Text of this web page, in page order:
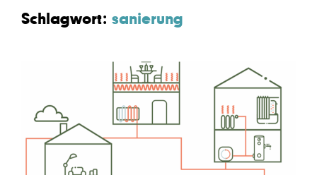
Schlagwort: sanierung